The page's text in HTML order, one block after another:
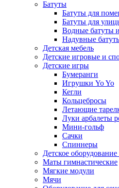
Батуты
Батуты для
Батуты для
Водные батуты
Надувные
Детская мебель
Детские игровые и
Детские игры
Бумеранги
Игрушки Yo Yo
Кегли
Кольцебросы
Летающие
Луки арбалеты
Мини-гольф
Сачки
Спиннеры
Детское оборудование
Маты гимнастические
Мягкие модули
Мячи